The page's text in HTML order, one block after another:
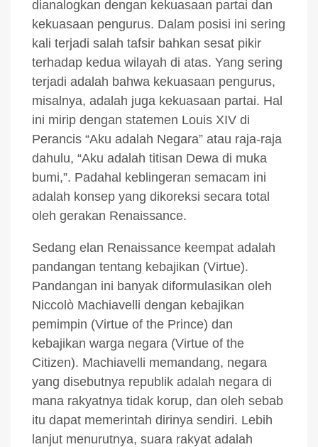
dianalogkan dengan kekuasaan partai dan
kekuasaan pengurus. Dalam posisi ini sering
kali terjadi salah tafsir bahkan sesat pikir
terhadap kedua wilayah di atas. Yang sering
terjadi adalah bahwa kekuasaan pengurus,
misalnya, adalah juga kekuasaan partai. Hal
ini mirip dengan statemen Louis XIV di
Perancis “Aku adalah Negara” atau raja-raja
dahulu, “Aku adalah titisan Dewa di muka
bumi,”. Padahal keblingeran semacam ini
adalah konsep yang dikoreksi secara total
oleh gerakan Renaissance.
Sedang elan Renaissance keempat adalah
pandangan tentang kebajikan (Virtue).
Pandangan ini banyak diformulasikan oleh
Niccolò Machiavelli dengan kebajikan
pemimpin (Virtue of the Prince) dan
kebajikan warga negara (Virtue of the
Citizen). Machiavelli memandang, negara
yang disebutnya republik adalah negara di
mana rakyatnya tidak korup, dan oleh sebab
itu dapat memerintah dirinya sendiri. Lebih
lanjut menurutnya, suara rakyat adalah